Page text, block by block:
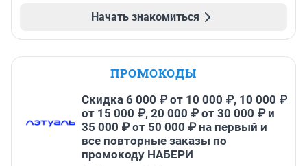
Начать знакомиться
ПРОМОКОДЫ
Скидка 6 000 ₽ от 10 000 ₽, 10 000 ₽
от 15 000 ₽, 20 000 ₽ от 30 000 ₽ и
35 000 ₽ от 50 000 ₽ на первый и
все повторные заказы по
промокоду НАБЕРИ